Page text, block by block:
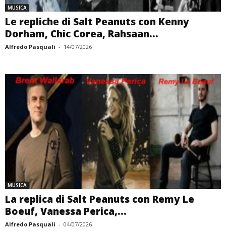
MUSICA
Le repliche di Salt Peanuts con Kenny
Dorham, Chic Corea, Rahsaan...
Alfredo Pasquali - 14/07/2026
MUSICA
La replica di Salt Peanuts con Remy Le
Boeuf, Vanessa Perica,...
Alfredo Pasquali - 04/07/2026